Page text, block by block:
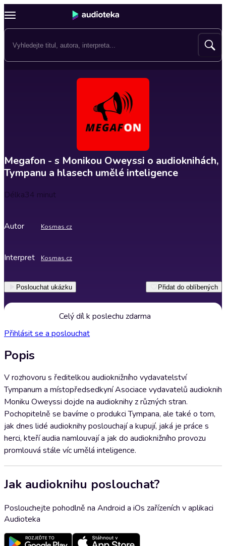
Megafon - s Monikou Oweyssi o audioknihách,
Tympanu a hlasech umělé inteligence
Délka34 minut
Autor Kosmas.cz
Interpret Kosmas.cz
Poslouchat ukázku Přidat do oblíbených
Celý díl k poslechu zdarma
Přihlásit se a poslouchat
Popis
V rozhovoru s ředitelkou audioknižního vydavatelství
Tympanum a místopředsedkyní Asociace vydavatelů audioknih
Moniku Oweyssi dojde na audioknihy z různých stran.
Pochopitelně se bavíme o produkci Tympana, ale také o tom,
jak dnes lidé audioknihy poslouchají a kupují, jaká je práce s
herci, kteří audia namlouvají a jak do audioknižního provozu
promlouvá stále víc umělá inteligence.
Jak audioknihu poslouchat?
Poslouchejte pohodlně na Android a iOs zařízeních v aplikaci
Audioteka